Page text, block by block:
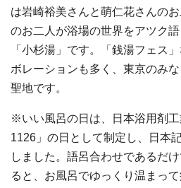
は岩崎裕美さんと萌仁花さんの
のお二人が浴場の世界をアツク
「小杉湯」です。「銭湯フェス
ボレーションも多く、東京のみ
聖地です。
※いい風呂の日は、日本浴用剤工
1126」の日として制定し、日本
しました。語呂合わせであるだ
ると、お風呂でゆっくり温まっ